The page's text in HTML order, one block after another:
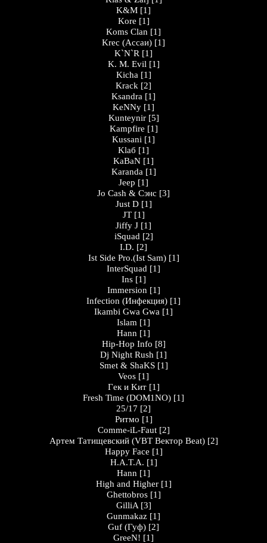
K&M [1]
Kore [1]
Koms Clan [1]
Krec (Ассаи) [1]
K`N`R [1]
K. M. Evil [1]
Kicha [1]
Krack [2]
Ksandra [1]
KeNNy [1]
Kunteynir [5]
Kampfire [1]
Kussani [1]
Klaб [1]
KaBaN [1]
Karanda [1]
Jeep [1]
Jo Cash & Сэнс [3]
Just D [1]
JT [1]
Jiffy J [1]
iSquad [2]
I.D. [2]
Ist Side Pro.(Ist Sam) [1]
InterSquad [1]
Ins [1]
Immersion [1]
Infection (Инфекция) [1]
Ikambi Gwa Gwa [1]
Islam [1]
Hann [1]
Hip-Hop Info [8]
Dj Night Rush [1]
Smet & ShaKS [1]
Veos [1]
Гeк и Kит [1]
Fresh Time (DOM1NO) [1]
25/17 [2]
Ритмо [1]
Comme-iL-Faut [2]
Артем Татищевский (VBT Вектор Beat) [2]
Happy Face [1]
H.A.T.A. [1]
Hann [1]
High and Higher [1]
Ghettobros [1]
GilliA [3]
Gunmakaz [1]
Guf (Гуф) [2]
GreeN! [1]